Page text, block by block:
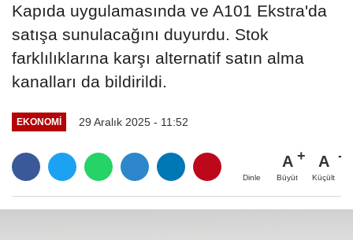
Kapıda uygulamasında ve A101 Ekstra'da
satışa sunulacağını duyurdu. Stok
farklılıklarına karşı alternatif satın alma
kanalları da bildirildi.
EKONOMI 29 Aralık 2025 - 11:52
Dinle
A
Büyüt
A
Küçült